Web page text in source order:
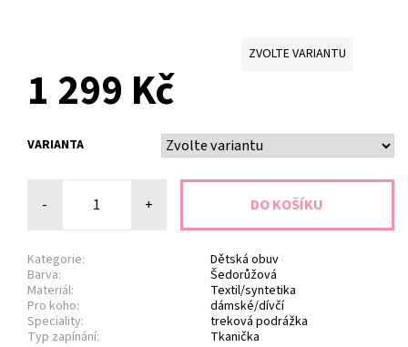
ZVOLTE VARIANTU
1 299 Kč
VARIANTA
- +
Kategorie:
Dětská obuv
Barva:
Šedorůžová
Materiál:
Textil/syntetika
Pro koho:
dámské/dívčí
Speciality:
treková podrážka
Typ zapínání:
Tkanička